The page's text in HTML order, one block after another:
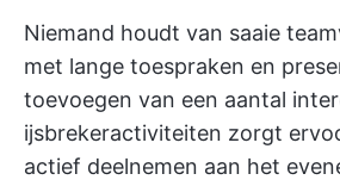
Niemand houdt van saaie
met lange toespraken en
toevoegen van een aantal
ijsbrekeractiviteiten zorgt
actief deelnemen aan het